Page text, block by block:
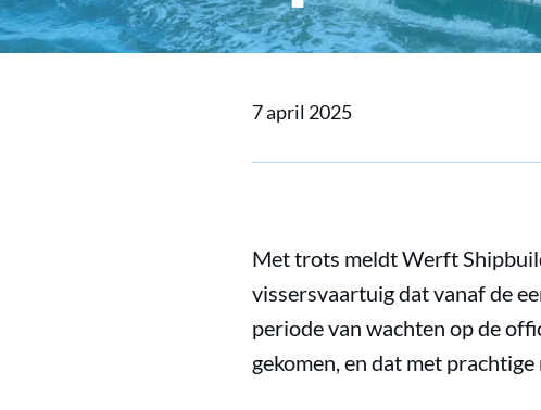
7 april 2025
Met trots meldt Werft
vissersvaartuig dat vanaf de
periode van wachten op de
gekomen, en dat met